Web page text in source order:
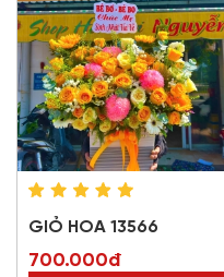
GIỎ HOA 13566
700.000đ